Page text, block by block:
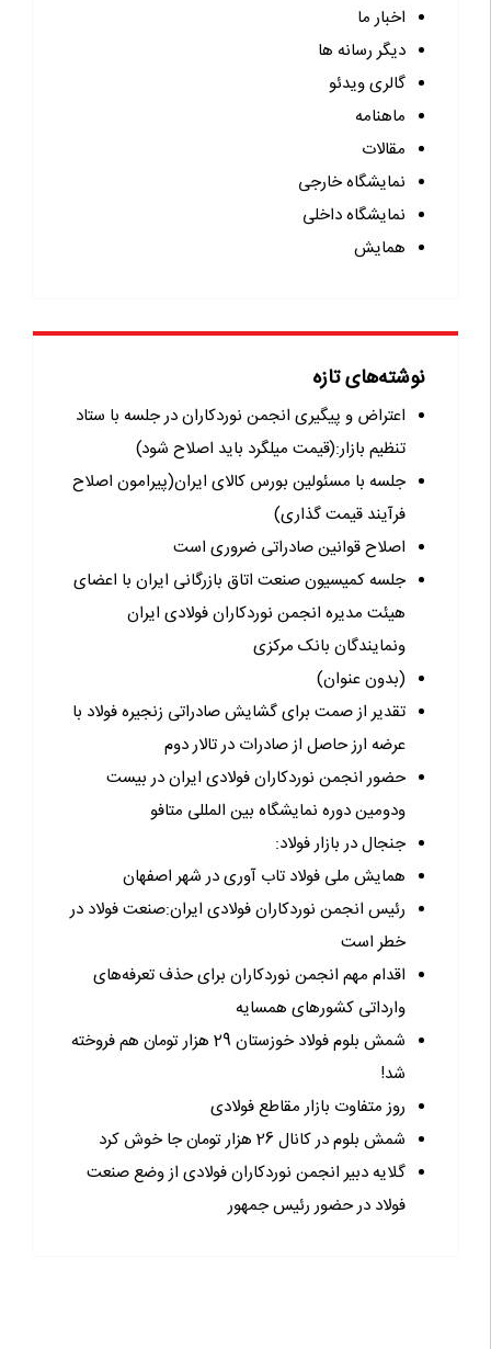
اخبار ما
دیگر رسانه ها
گالری ویدئو
ماهنامه
مقالات
نمایشگاه خارجی
نمایشگاه داخلی
همایش
نوشته‌های تازه
اعتراض و پیگیری انجمن نوردکاران در جلسه با ستاد
تنظیم بازار:(قیمت میلگرد باید اصلاح شود)
جلسه با مسئولین بورس کالای ایران(پیرامون اصلاح
فرآیند قیمت گذاری)
اصلاح قوانین صادراتی ضروری است
جلسه کمیسیون صنعت اتاق بازرگانی ایران با اعضای
هیئت مدیره انجمن نوردکاران فولادی ایران
ونمایندگان بانک مرکزی
(بدون عنوان)
تقدیر از صمت برای گشایش صادراتی زنجیره فولاد با
عرضه ارز حاصل از صادرات در تالار دوم
حضور انجمن نوردکاران فولادی ایران در بیست
ودومین دوره نمایشگاه بین المللی متافو
جنجال در بازار فولاد:
همایش ملی فولاد تاب آوری در شهر اصفهان
رئیس انجمن نوردکاران فولادی ایران:صنعت فولاد در
خطر است
اقدام مهم انجمن نوردکاران برای حذف تعرفه‌های
وارداتی کشورهای همسایه
شمش بلوم فولاد خوزستان 29 هزار تومان هم فروخته
شد!
روز متفاوت بازار مقاطع فولادی
شمش بلوم در کانال 26 هزار تومان جا خوش کرد
گلایه دبیر انجمن نوردکاران فولادی از وضع صنعت
فولاد در حضور رئیس جمهور